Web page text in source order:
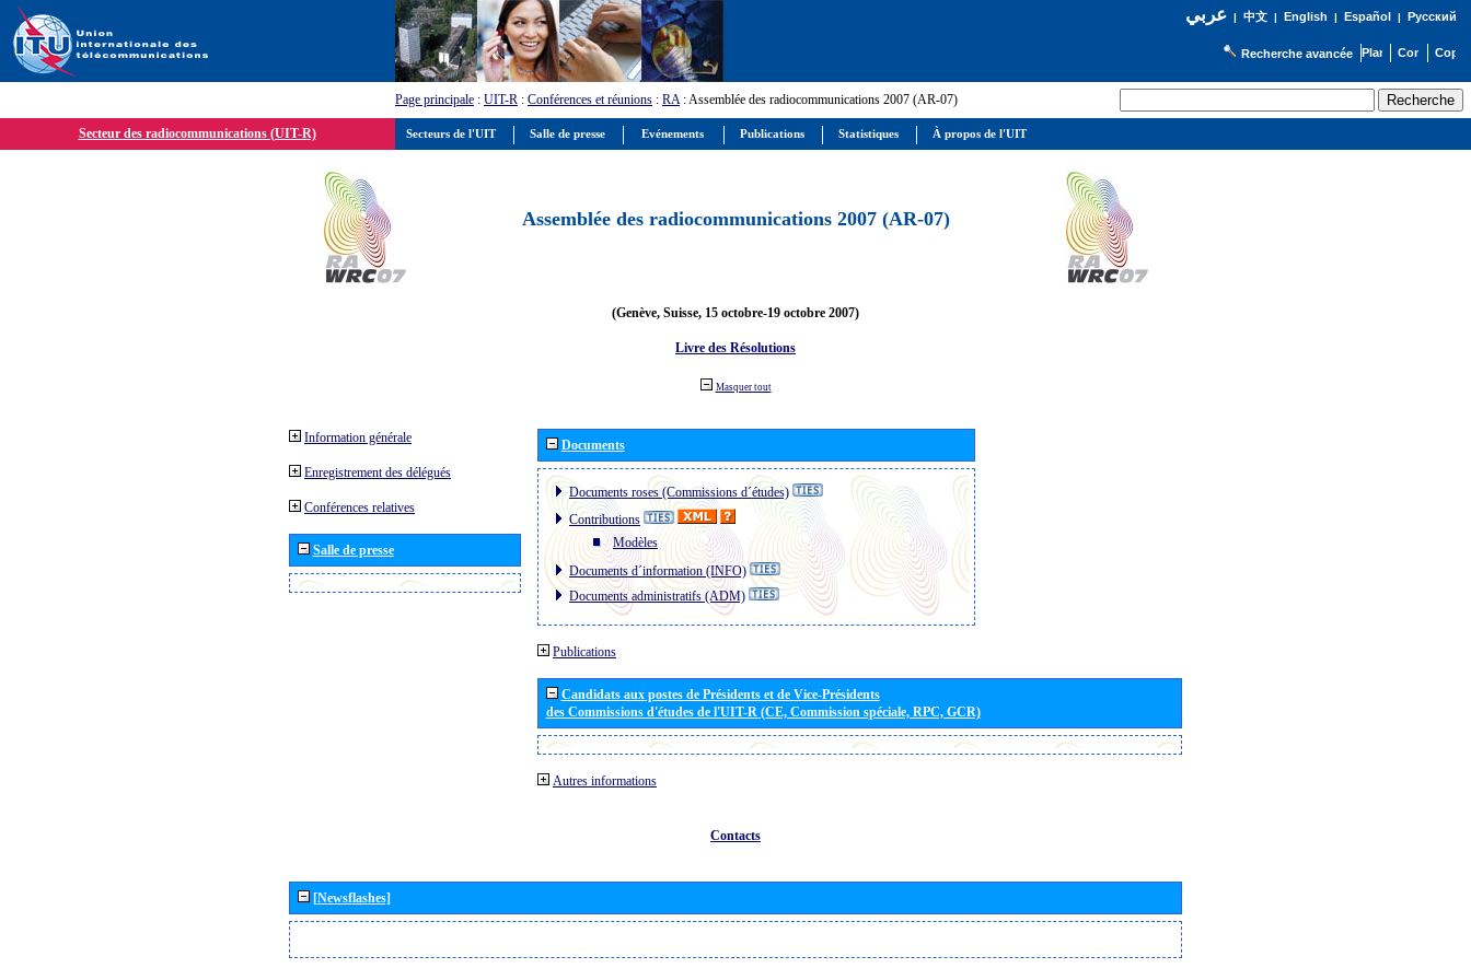
عربي| 中文| English | Español | Русский
Recherche avancée
Page principale : UIT-R : Conférences et réunions : RA: Assemblée des radiocommunications 2007 (AR-07)
Secteur des radiocommunications (UIT-R)
Assemblée des radiocommunications 2007 (AR-07)
(Genève, Suisse, 15 octobre-19 octobre 2007)
Livre des Résolutions
Masquer tout
Information générale
Enregistrement des délégués
Conférences relatives
Salle de presse
Documents
Documents roses (Commissions d´études)
Contributions
Modèles
Documents d´information (INFO)
Documents administratifs (ADM)
Publications
Candidats aux postes de Présidents et de Vice-Présidents
des Commissions d'études de l'UIT-R (CE, Commission spéciale, RPC, GCR)
Autres informations
Contacts
[Newsflashes]
Secteurs de l'UIT Salle de presse Evénements Publications Statistiques À propos de l'UIT